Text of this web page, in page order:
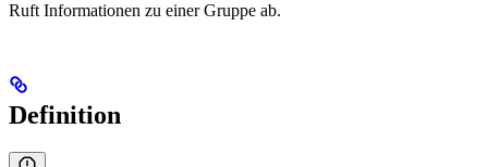
Ruft Informationen zu einer Gruppe ab.
Definition